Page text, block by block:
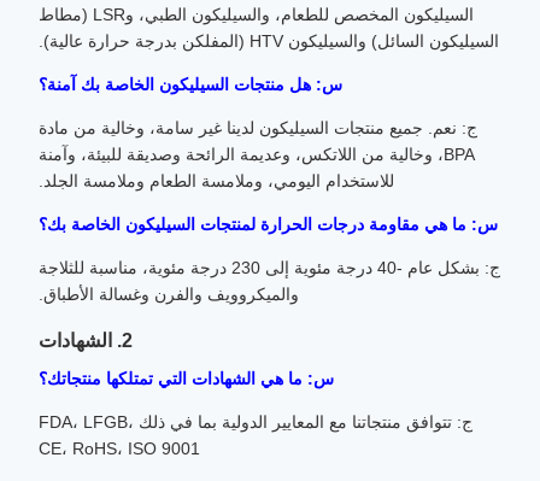
السيليكون المخصص للطعام، والسيليكون الطبي، وLSR (مطاط
السيليكون السائل) والسيليكون HTV (المفلكن بدرجة حرارة عالية).
س: هل منتجات السيليكون الخاصة بك آمنة؟
ج: نعم. جميع منتجات السيليكون لدينا غير سامة، وخالية من مادة
BPA، وخالية من اللاتكس، وعديمة الرائحة وصديقة للبيئة، وآمنة
للاستخدام اليومي، وملامسة الطعام وملامسة الجلد.
س: ما هي مقاومة درجات الحرارة لمنتجات السيليكون الخاصة بك؟
ج: بشكل عام -40 درجة مئوية إلى 230 درجة مئوية، مناسبة للثلاجة
والميكروويف والفرن وغسالة الأطباق.
2. الشهادات
س: ما هي الشهادات التي تمتلكها منتجاتك؟
ج: تتوافق منتجاتنا مع المعايير الدولية بما في ذلك FDA، LFGB،
CE، RoHS، ISO 9001